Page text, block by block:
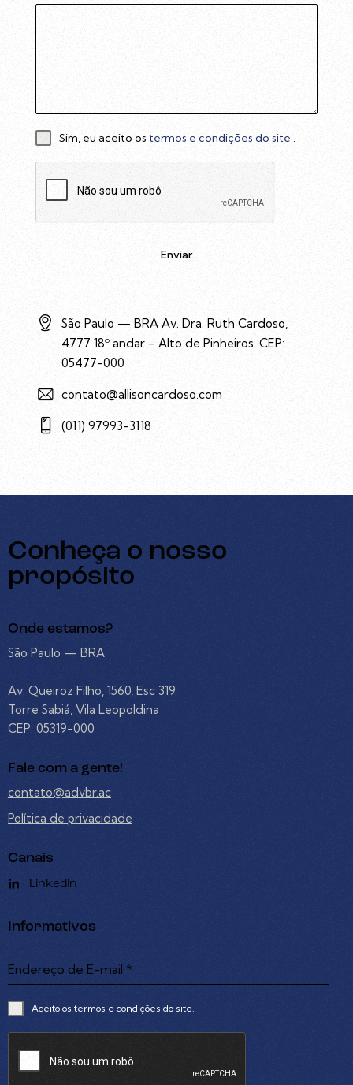
Sim, eu aceito os termos e condições do site .
Enviar
São Paulo — BRA Av. Dra. Ruth Cardoso,
4777 18º andar – Alto de Pinheiros. CEP:
05477-000
contato@allisoncardoso.com
(011) 97993-3118
Conheça o nosso
propósito
Onde estamos?
São Paulo — BRA
Av. Queiroz Filho, 1560, Esc 319
Torre Sabiá, Vila Leopoldina
CEP: 05319-000
Fale com a gente!
contato@advbr.ac
Política de privacidade
Canais
Linkedin
Informativos
Endereço de E-mail *
Aceito os termos e condições do site.